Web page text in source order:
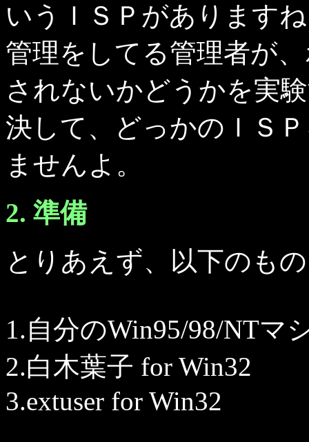
いうＩＳＰがあります
管理をしてる管理者が
されないかどうかを実
決して、どっかのＩＳ
ませんよ。
2. 準備
とりあえず、以下のも
1.自分のWin95/98/NTマ
2.白木葉子 for Win32
3.extuser for Win32